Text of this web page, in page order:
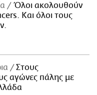
Όλοι ακολουθούν
Και όλοι τους
Στους
αγώνες πάλης με